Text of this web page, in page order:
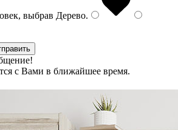
выбрав Дерево.
с Вами в ближайшее время.